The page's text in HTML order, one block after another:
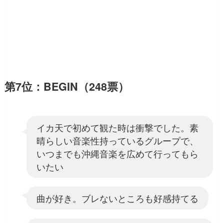
第7位：BEGIN（248票）
イカ天で初めて観た時は衝撃でした。素
晴らしい音楽性持っているグループで、
いつまでも沖縄音楽を広めて行ってもら
いたい
曲が好き。ブレないところも好感持てる